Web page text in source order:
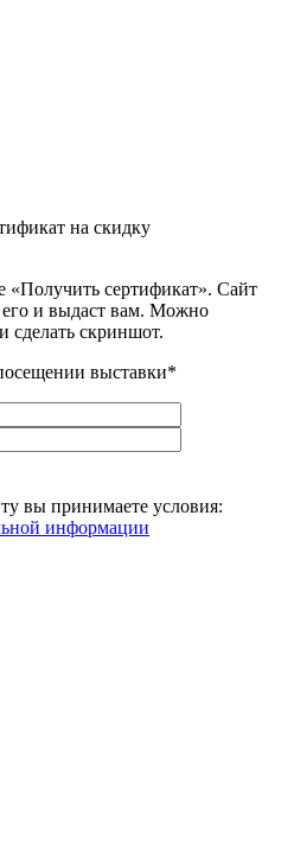
на скидку
сертификат». Сайт
его и выдаст вам. Можно
сделать скриншот.
выставки*
вы принимаете условия:
информации